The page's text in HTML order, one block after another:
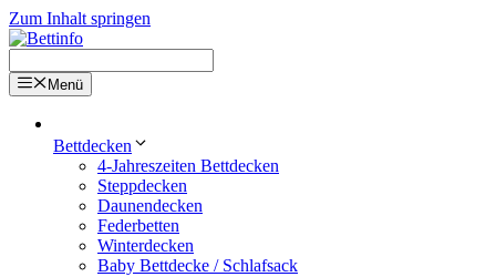
Zum Inhalt springen
Menü
Bettdecken
4-Jahreszeiten Bettdecken
Steppdecken
Daunendecken
Federbetten
Winterdecken
Baby Bettdecke / Schlafsack